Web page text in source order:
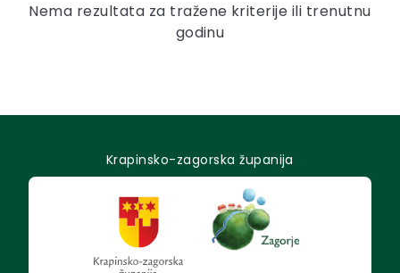
Nema rezultata za tražene kriterije ili trenutnu
godinu
Krapinsko-zagorska županija